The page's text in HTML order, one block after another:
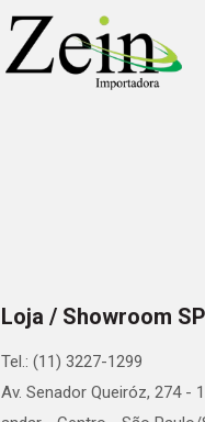
Loja / Showroom SP
Tel.: (11) 3227-1299
Av. Senador Queiróz, 274 -